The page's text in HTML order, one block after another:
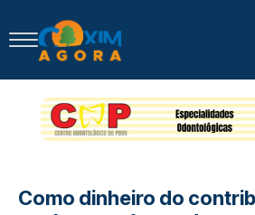
Como dinheiro do